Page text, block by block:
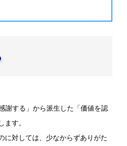
謝する」から派生した「価値を認
ます。
に対しては、少なからずありがた